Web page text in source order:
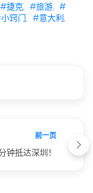
#捷克, #旅游, #
窍门, #意大利,
前一页
钟抵达深圳！